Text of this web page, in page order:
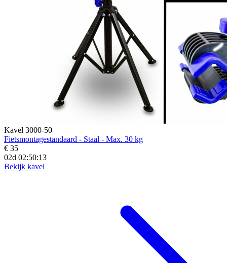
Kavel 3000-50
Fietsmontagestandaard - Staal - Max. 30 kg
€ 35
02d 02:50:12
Bekijk kavel